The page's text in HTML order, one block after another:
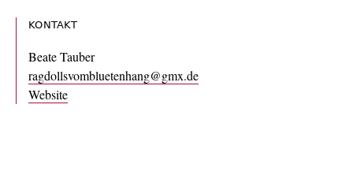
KONTAKT
Beate Tauber
ragdollsvombluetenhang@gmx.de
Website